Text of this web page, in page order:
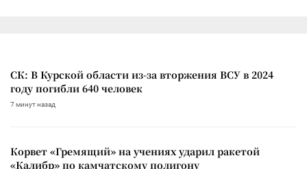
СК: В Курской области из-за вторжения ВСУ в 2024
году погибли 640 человек
7 минут назад
Корвет «Гремящий» на учениях ударил ракетой
«Калибр» по камчатскому полигону